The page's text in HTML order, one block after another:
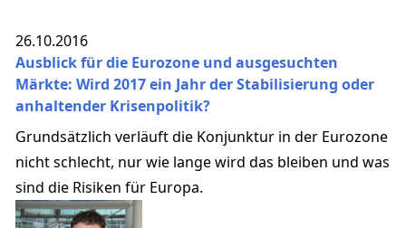
26.10.2016
Ausblick für die Eurozone und ausgesuchten
Märkte: Wird 2017 ein Jahr der Stabilisierung oder
anhaltender Krisenpolitik?
Grundsätzlich verläuft die Konjunktur in der Eurozone
nicht schlecht, nur wie lange wird das bleiben und was
sind die Risiken für Europa.